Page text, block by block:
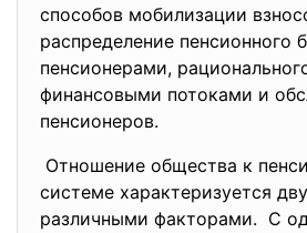
способов мобилизации
распределение
пенсионерами,
финансовыми потоками и
пенсионеров.
Отношение общества к
системе характеризуется
различными факторами. С